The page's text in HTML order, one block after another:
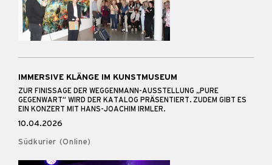
IMMERSIVE KLÄNGE IM KUNSTMUSEUM
ZUR FINISSAGE DER WEGGENMANN-AUSSTELLUNG „PURE
GEGENWART“ WIRD DER KATALOG PRÄSENTIERT. ZUDEM GIBT ES
EIN KONZERT MIT HANS-JOACHIM IRMLER.
10.04.2026
Südkurier (Online)